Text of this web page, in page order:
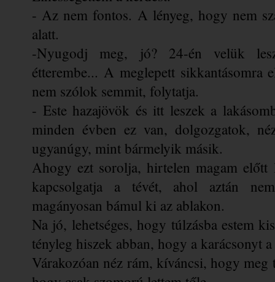
- Az nem fontos. A lényeg, hogy nem
alatt.
-Nyugodj meg, jó? 24-én velük
étterembe... A meglepett
nem szólok semmit, folytatja.
- Este hazajövök és itt leszek a
minden évben ez van, dolgozgatok,
ugyanúgy, mint bármelyik másik.
Ahogy ezt sorolja, hirtelen magam
kapcsolgatja a tévét, ahol aztán
magányosan bámul ki az ablakon.
Na jó, lehetséges, hogy túlzásba estem
tényleg hiszek abban, hogy a karácsonyt
Várakozóan néz rám, kíváncsi, hogy